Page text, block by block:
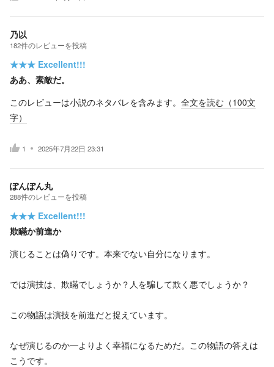
乃以
182件のレビューを投稿
★★★ Excellent!!!
ああ、素敵だ。
このレビューは小説のネタバレを含みます。 全文を読む（100文
字）
1 2025年7月22日 23:31
ぽんぽん丸
288件のレビューを投稿
★★★ Excellent!!!
欺瞞か前進か
演じることは偽りです。本来でない自分になります。
では演技は、欺瞞でしょうか？人を騙して欺く悪でしょうか？
この物語は演技を前進だと捉えています。
なぜ演じるのか―よりよく幸福になるためだ。この物語の答えは
こうです。